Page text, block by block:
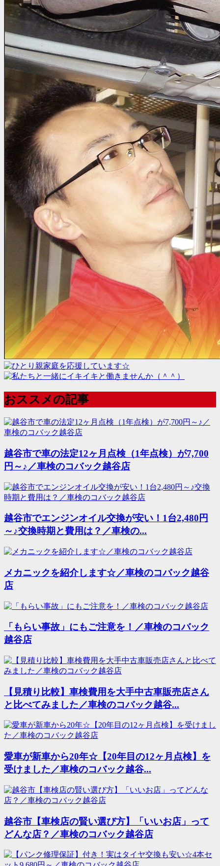
おススメの記事
越谷市で車の法定12ヶ月点検（1年点検）が7,700
円～♪／車検のコバック越谷店
越谷市でエンジンオイル交換が安い！1台2,480円
～♪交換時期と費用は？／車検の...
メカニックを紹介します☆／車検のコバック越谷
店
「もらい事故」にもご注意を！／車検のコバック
越谷店
【見積り比較】車検費用を大手中古車販売店さん
と比べてみました／車検のコバック越谷...
愛車が新車から20年☆【20年目の12ヶ月点検】を
受けました／車検のコバック越谷...
越谷市【車検店の賢い選び方】「いいお店」って
どんな店？／車検のコバック越谷店